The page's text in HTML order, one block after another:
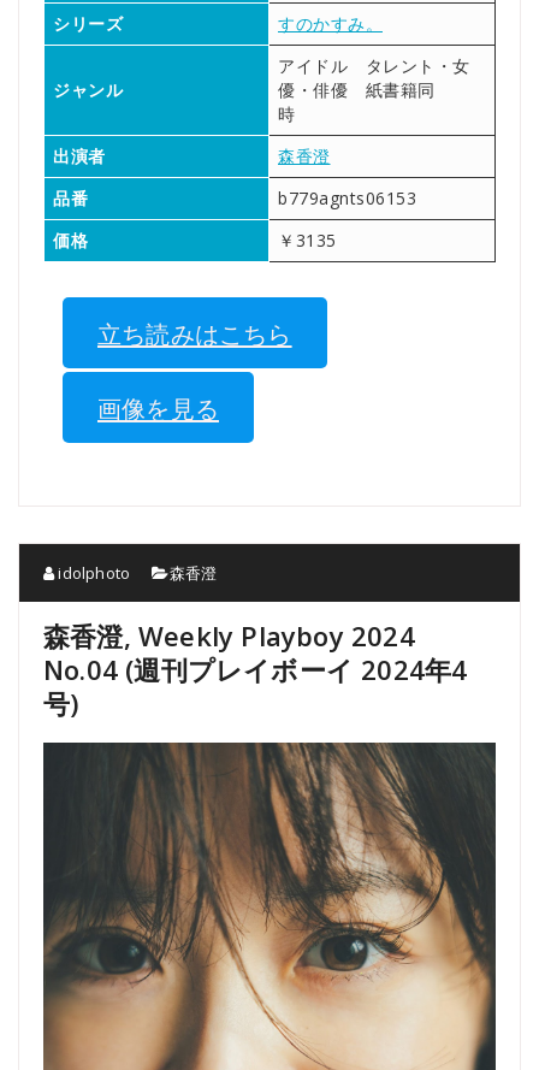
シリーズ
すのかすみ。
ジャンル
アイドル タレント・女
優・俳優 紙書籍同
時
出演者
森香澄
品番
b779agnts06153
価格
￥3135
立ち読みはこちら
画像を見る
idolphoto 森香澄
森香澄, Weekly Playboy 2024
No.04 (週刊プレイボーイ 2024年4
号)